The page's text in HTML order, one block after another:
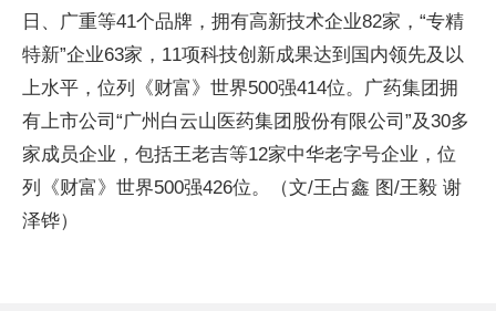
日、广重等41个品牌，拥有高新技术企业82家，“专精
特新”企业63家，11项科技创新成果达到国内领先及以
上水平，位列《财富》世界500强414位。广药集团拥
有上市公司“广州白云山医药集团股份有限公司”及30多
家成员企业，包括王老吉等12家中华老字号企业，位
列《财富》世界500强426位。（文/王占鑫 图/王毅 谢
泽铧）